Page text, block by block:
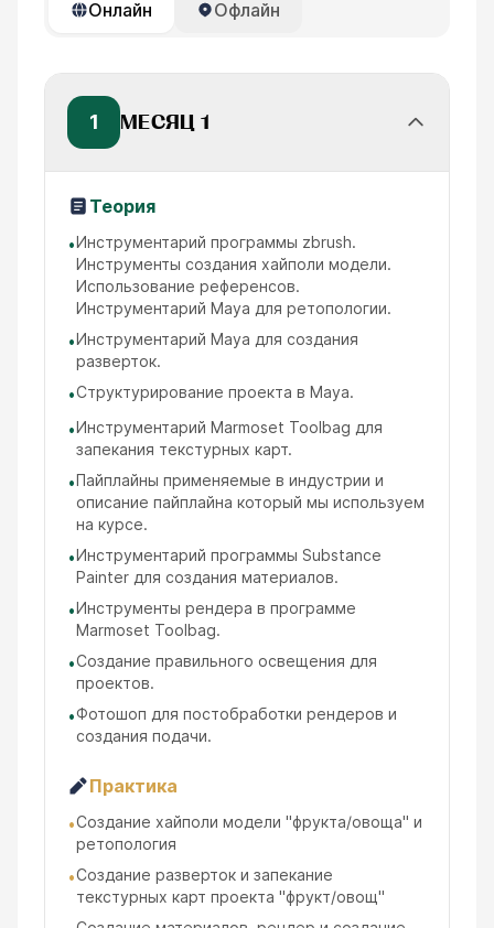
Онлайн Офлайн
1 МЕСЯЦ 1
Теория
•Инструментарий программы zbrush.
Инструменты создания хайполи модели.
Использование референсов.
Инструментарий Maya для ретопологии.
•Инструментарий Maya для создания
разверток.
•Структурирование проекта в Maya.
•Инструментарий Marmoset Toolbag для
запекания текстурных карт.
•Пайплайны применяемые в индустрии и
описание пайплайна который мы используем
на курсе.
•Инструментарий программы Substance
Painter для создания материалов.
•Инструменты рендера в программе
Marmoset Toolbag.
•Создание правильного освещения для
проектов.
•Фотошоп для постобработки рендеров и
создания подачи.
Практика
•Создание хайполи модели "фрукта/овоща" и
ретопология
•Создание разверток и запекание
текстурных карт проекта "фрукт/овощ"